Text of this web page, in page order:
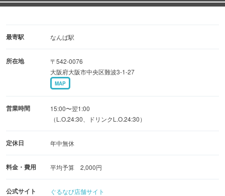
◆激旨！必食「大分からあげ」
市。
品！
◆赤字覚悟！料理・ドリンクともにリーズナブル！
独自のルートで仕入れ、お値打ち感にこだわる当店。
満足のいくまで食べて飲んで、楽しんでいってください♪
最寄駅 なんば駅
所在地
〒542-0076
大阪府大阪市中央区難波3-1-27
MAP
営業時間
15:00〜翌1:00
（L.O.24:30、ドリンクL.O.24:30）
定休日 年中無休
料金・費用 平均予算 2,000円
公式サイト ぐるなび店舗サイト